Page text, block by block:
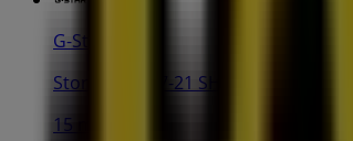
G-Star Raw
Stora Gatan 7-21 SHOP 324 Punkt
15 m